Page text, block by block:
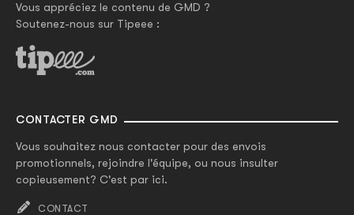
Vous appréciez le contenu de GMD ?
Soutenez-nous sur Tipeee :
CONTACTER GMD
Vous souhaitez nous contacter pour des envois
promotionnels, rejoindre l'équipe, ou nous insulter
copieusement? C'est par ici.
CONTACT